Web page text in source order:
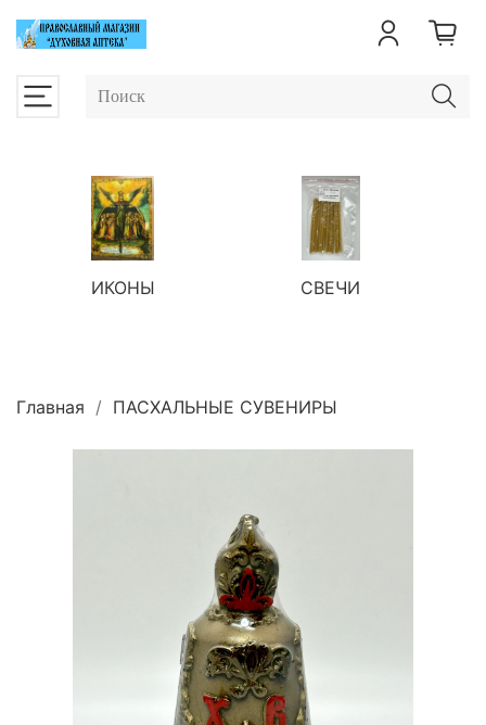
ИКОНЫ СВЕЧИ
Главная ПАСХАЛЬНЫЕ СУВЕНИРЫ